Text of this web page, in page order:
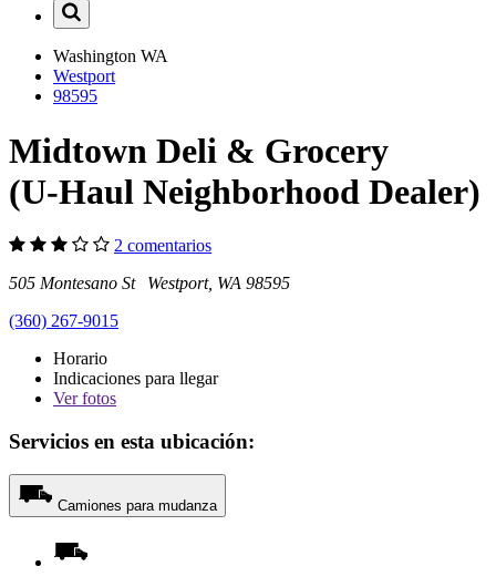
Washington WA
Westport
98595
Midtown Deli & Grocery
(U-Haul Neighborhood Dealer)
2 comentarios
505 Montesano St Westport, WA 98595
(360) 267-9015
Horario
Indicaciones para llegar
Verfotos
Servicios en esta ubicación:
Camiones para mudanza